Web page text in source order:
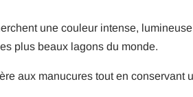
une couleur intense,
plus beaux lagons du monde.
aux manucures tout en